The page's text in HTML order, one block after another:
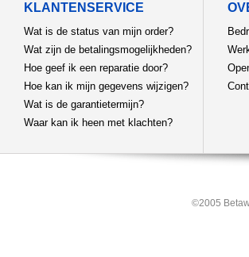
KLANTENSERVICE
Wat is de status van mijn order?
Wat zijn de betalingsmogelijkheden?
Hoe geef ik een reparatie door?
Hoe kan ik mijn gegevens wijzigen?
Wat is de garantietermijn?
Waar kan ik heen met klachten?
©2005